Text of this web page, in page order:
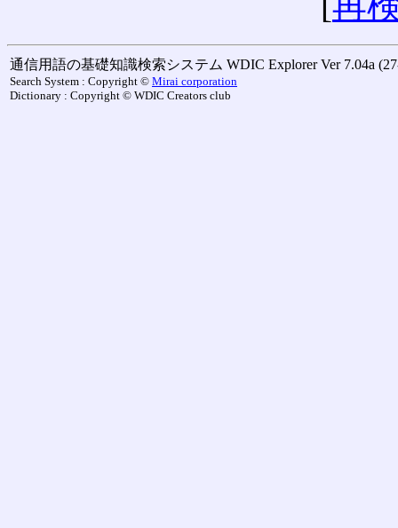
通信用語の基礎知識検索システム WDIC Explorer Ver 7.04a
Search System : Copyright © Mirai corporation
Dictionary : Copyright © WDIC Creators club